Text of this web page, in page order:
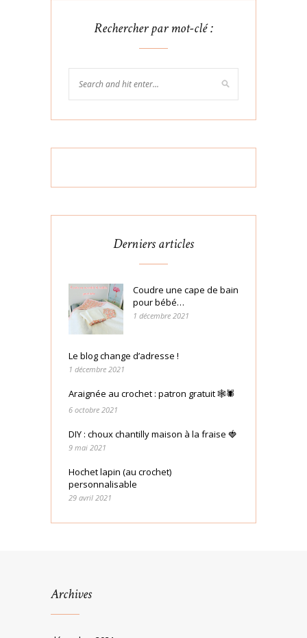
Rechercher par mot-clé :
Derniers articles
Coudre une cape de bain
pour bébé…
1 décembre 2021
Le blog change d’adresse !
1 décembre 2021
Araignée au crochet : patron gratuit 🕸🕷
6 octobre 2021
DIY : choux chantilly maison à la fraise 🍓
9 mai 2021
Hochet lapin (au crochet)
personnalisable
29 avril 2021
Archives